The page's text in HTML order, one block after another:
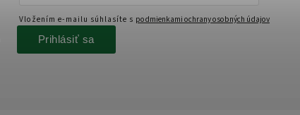
Vložením e-mailu súhlasíte s podmienkami ochrany osobných údajov
Prihlásiť sa